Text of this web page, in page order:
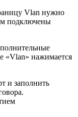
Vlan нужно
подключены
«Vlan» нажимается
и заполнить